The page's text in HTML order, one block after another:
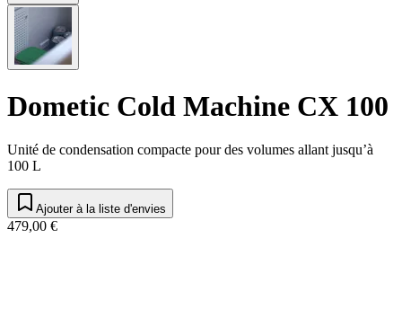
Dometic Cold Machine CX 100
Unité de condensation compacte pour des volumes allant jusqu’à
100 L
Ajouter à la liste d'envies
479,00 €